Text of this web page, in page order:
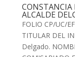
CONSTANCIA
ALCALDE
FOLIO CP/UC/
TITULAR DEL
Delgado.